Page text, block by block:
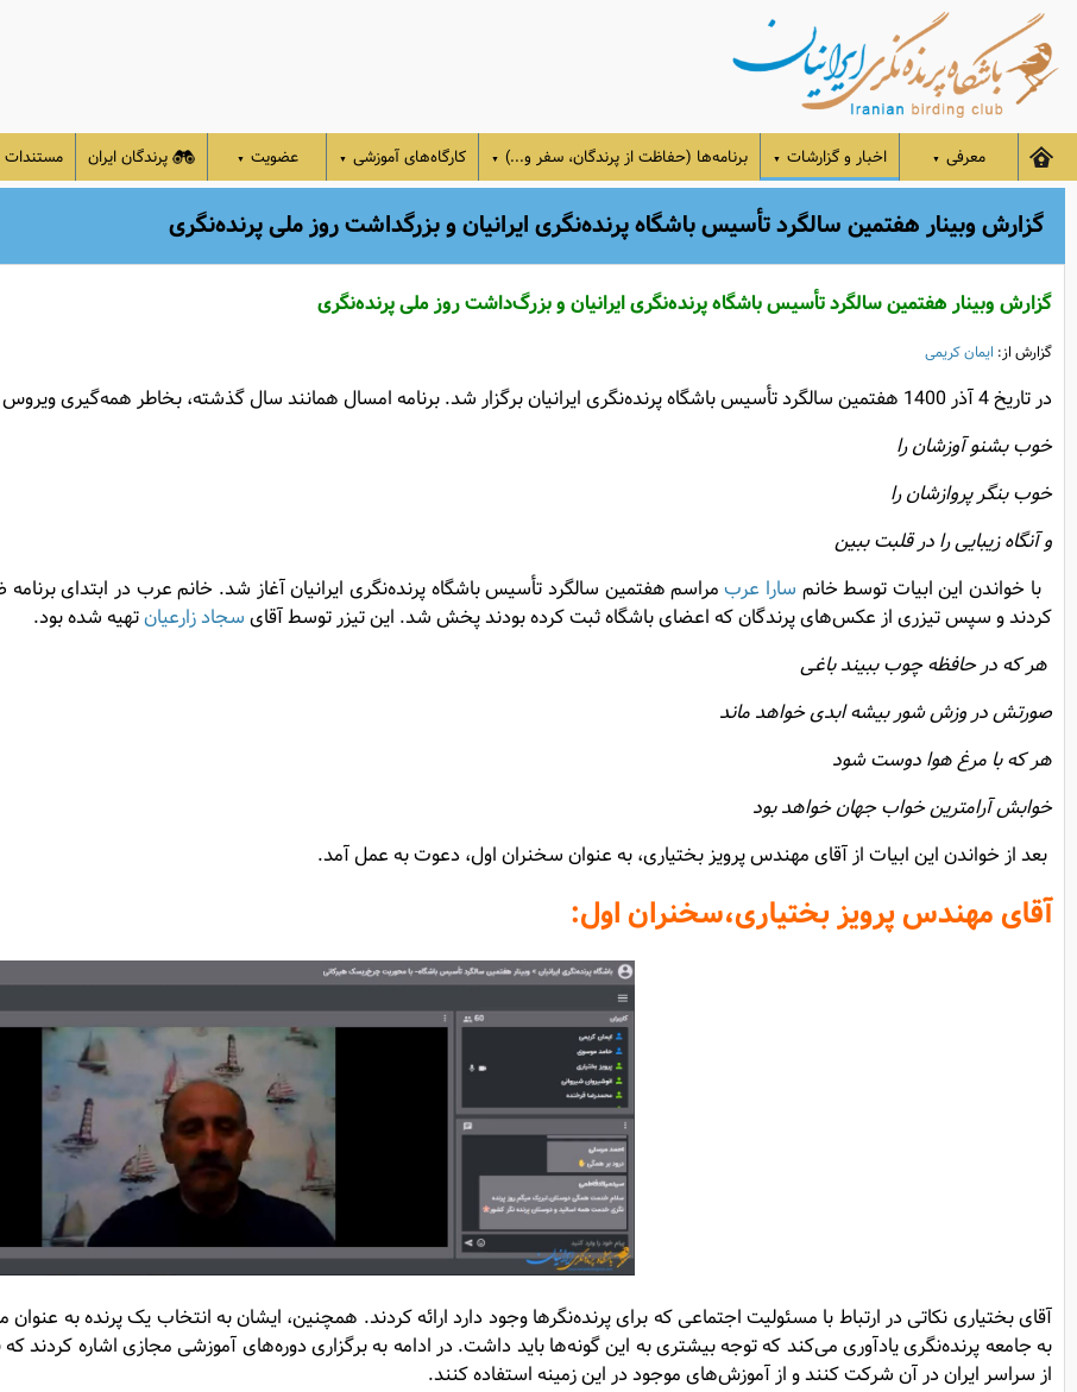
معرفی ▼ اخبار و گزارشات ▼ برنامه‌ها (حفاظت از پرندگان، سفر و...) ▼ کارگاه‌های آموزشی ▼ عضویت ▼ پرندگان ایران
گزارش وبینار هفتمین سالگرد تأسیس باشگاه پرنده‌نگری ایرانیان و بزرگداشت روز ملی پرنده‌نگری
گزارش وبینار هفتمین سالگرد تأسیس باشگاه پرنده‌نگری ایرانیان و بزرگ‌داشت روز ملی پرنده‌نگری
گزارش از: ایمان کریمی
در تاریخ 4 آذر 1400 هفتمین سالگرد تأسیس باشگاه پرنده‌نگری ایرانیان برگزار شد. برنامه امسال همانند سال گذشته، بخاطر همه‌گیری ویروس کرونا به صورت مجازی رأس ساعت 17 برگزار شد.
خوب بشنو آوزشان را
خوب بنگر پروازشان را
و آنگاه زیبایی را در قلبت ببین
با خواندن این ابیات توسط خانم سارا عربمراسم هفتمین سالگرد تأسیس باشگاه پرنده‌نگری ایرانیان آغاز شد. خانم عرب در ابتدای
کردند و سپس تیزری از عکس‌های پرندگان که اعضای باشگاه ثبت کرده بودند پخش شد. این تیزر توسط آقایسجاد زارعیانتهیه شده بود.
هر که در حافظه چوب ببیند باغی
صورتش در وزش شور بیشه ابدی خواهد ماند
هر که با مرغ هوا دوست شود
خوابش آرامترین خواب جهان خواهد بود
بعد از خواندن این ابیات از آقای مهندس پرویز بختیاری، به عنوان سخنران اول، دعوت به عمل آمد.
آقای مهندس پرویز بختیاری،سخنران اول:
آقای بختیاری نکاتی در ارتباط با مسئولیت اجتماعی که برای پرنده‌نگرها وجود دارد ارائه کردند. همچنین، ایشان به انتخاب یک پرنده به
به جامعه پرنده‌نگری یاد‌آوری می‌کند که توجه بیشتری به این گونه‌ها باید داشت. در ادامه به برگزاری دوره‌های آموزشی مجازی اشاره
از سراسر ایران در آن شرکت کنند و از آموزش‌های موجود در این زمینه استفاده کنند.